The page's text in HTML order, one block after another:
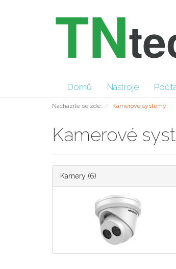
Domů Nástroje
Nacházíte se zde: Kamerové systémy
Kamerové
Kamery (6)